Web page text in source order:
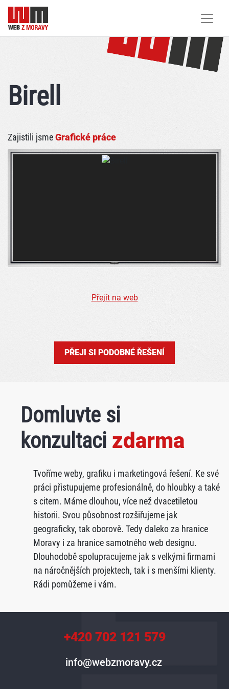
Birell
Zajistili jsmeGrafické práce
Přejít na web
PŘEJI SI PODOBNÉ ŘEŠENÍ
Domluvte si
konzultaci zdarma
Tvoříme weby, grafiku i marketingová řešení. Ke své
práci přistupujeme profesionálně, do hloubky a také
s citem. Máme dlouhou, více než dvacetiletou
historii. Svou působnost rozšiřujeme jak
geograficky, tak oborově. Tedy daleko za hranice
Moravy i za hranice samotného web designu.
Dlouhodobě spolupracujeme jak s velkými firmami
na náročnějších projektech, tak i s menšími klienty.
Rádi pomůžeme i vám.
+420 702 121 579
info@webzmoravy.cz